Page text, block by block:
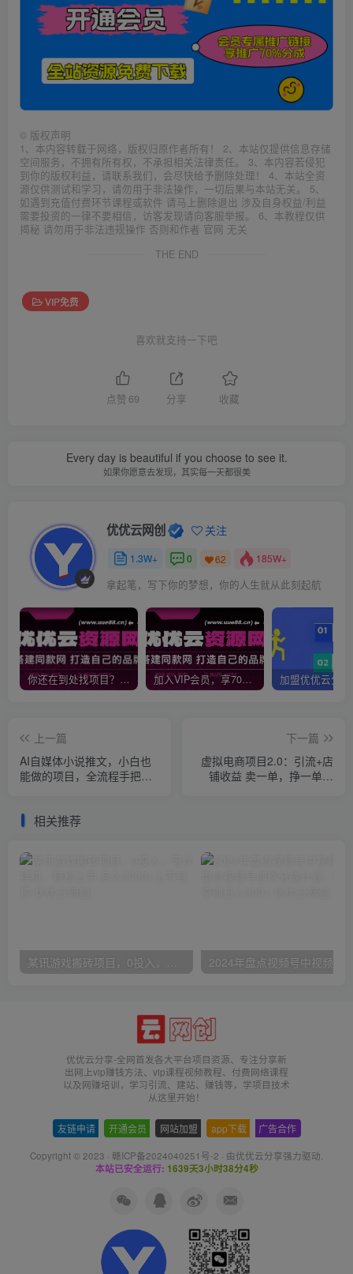
© 版权声明
1、本内容转载于网络，版权归原作者所有！ 2、本站仅提供信息存储
空间服务，不拥有所有权，不承担相关法律责任。 3、本内容若侵犯
到你的版权利益，请联系我们，会尽快给予删除处理！ 4、本站全资
源仅供测试和学习，请勿用于非法操作，一切后果与本站无关。 5、
如遇到充值付费环节课程或软件 请马上删除退出 涉及自身权益/利益
需要投资的一律不要相信，访客发现请向客服举报。 6、本教程仅供
揭秘 请勿用于非法违规操作 否则和作者 官网 无关
THE END
VIP免费
喜欢就支持一下吧
点赞 69 分享 收藏
Every day is beautiful if you choose to see it.
如果你愿意去发现，其实每一天都很美
优优云网创 关注
1.3W+ 0 62 185W+
拿起笔，写下你的梦想，你的人生就从此刻起航
你还在到处找项目？还在当韭菜？我靠网创资源站一个月收入5万+，曾经我也是个失败者。 加入VIP会员，享70%的推广提成，免费学习多种网上创业课程，菜鸟秒变大神！
上一篇
AI自媒体小说推文，小白也
能做的项目，全流程手把手
下一篇
虚拟电商项目2.0：引流+店
铺收益 卖一单，挣一单的
相关推荐
优优云分享-全网首发各大平台项目资源、专注分享新
出网上vip赚钱方法、vip课程视频教程、付费网络课程
以及网赚培训，学习引流、建站、赚钱等，学项目技术
从这里开始！
友链申请 开通会员 网站加盟 app下载 广告合作
Copyright © 2023 · 赣ICP备2024040251号-2 · 由优优云分享强力驱动.
本站已安全运行: 1639天3小时38分4秒